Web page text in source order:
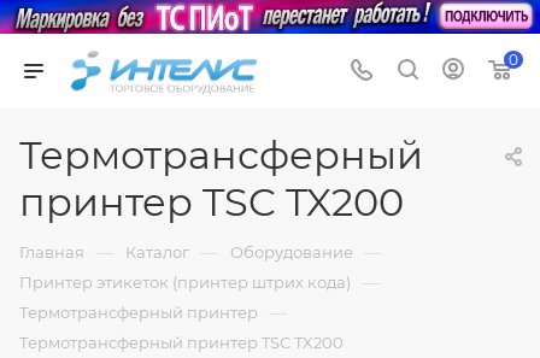
0
Термотрансферный
принтер TSC TX200
Главная — Каталог — Оборудование —
Принтер этикеток (принтер штрих кода) —
Термотрансферный принтер —
Термотрансферный принтер TSC TX200